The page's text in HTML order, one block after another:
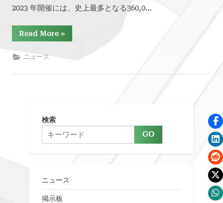
2023 年開催には、史上最多となる360,0…
Read More“Plastindia
2026”
»
ニュース
検索
GO
ニュース
掲示板